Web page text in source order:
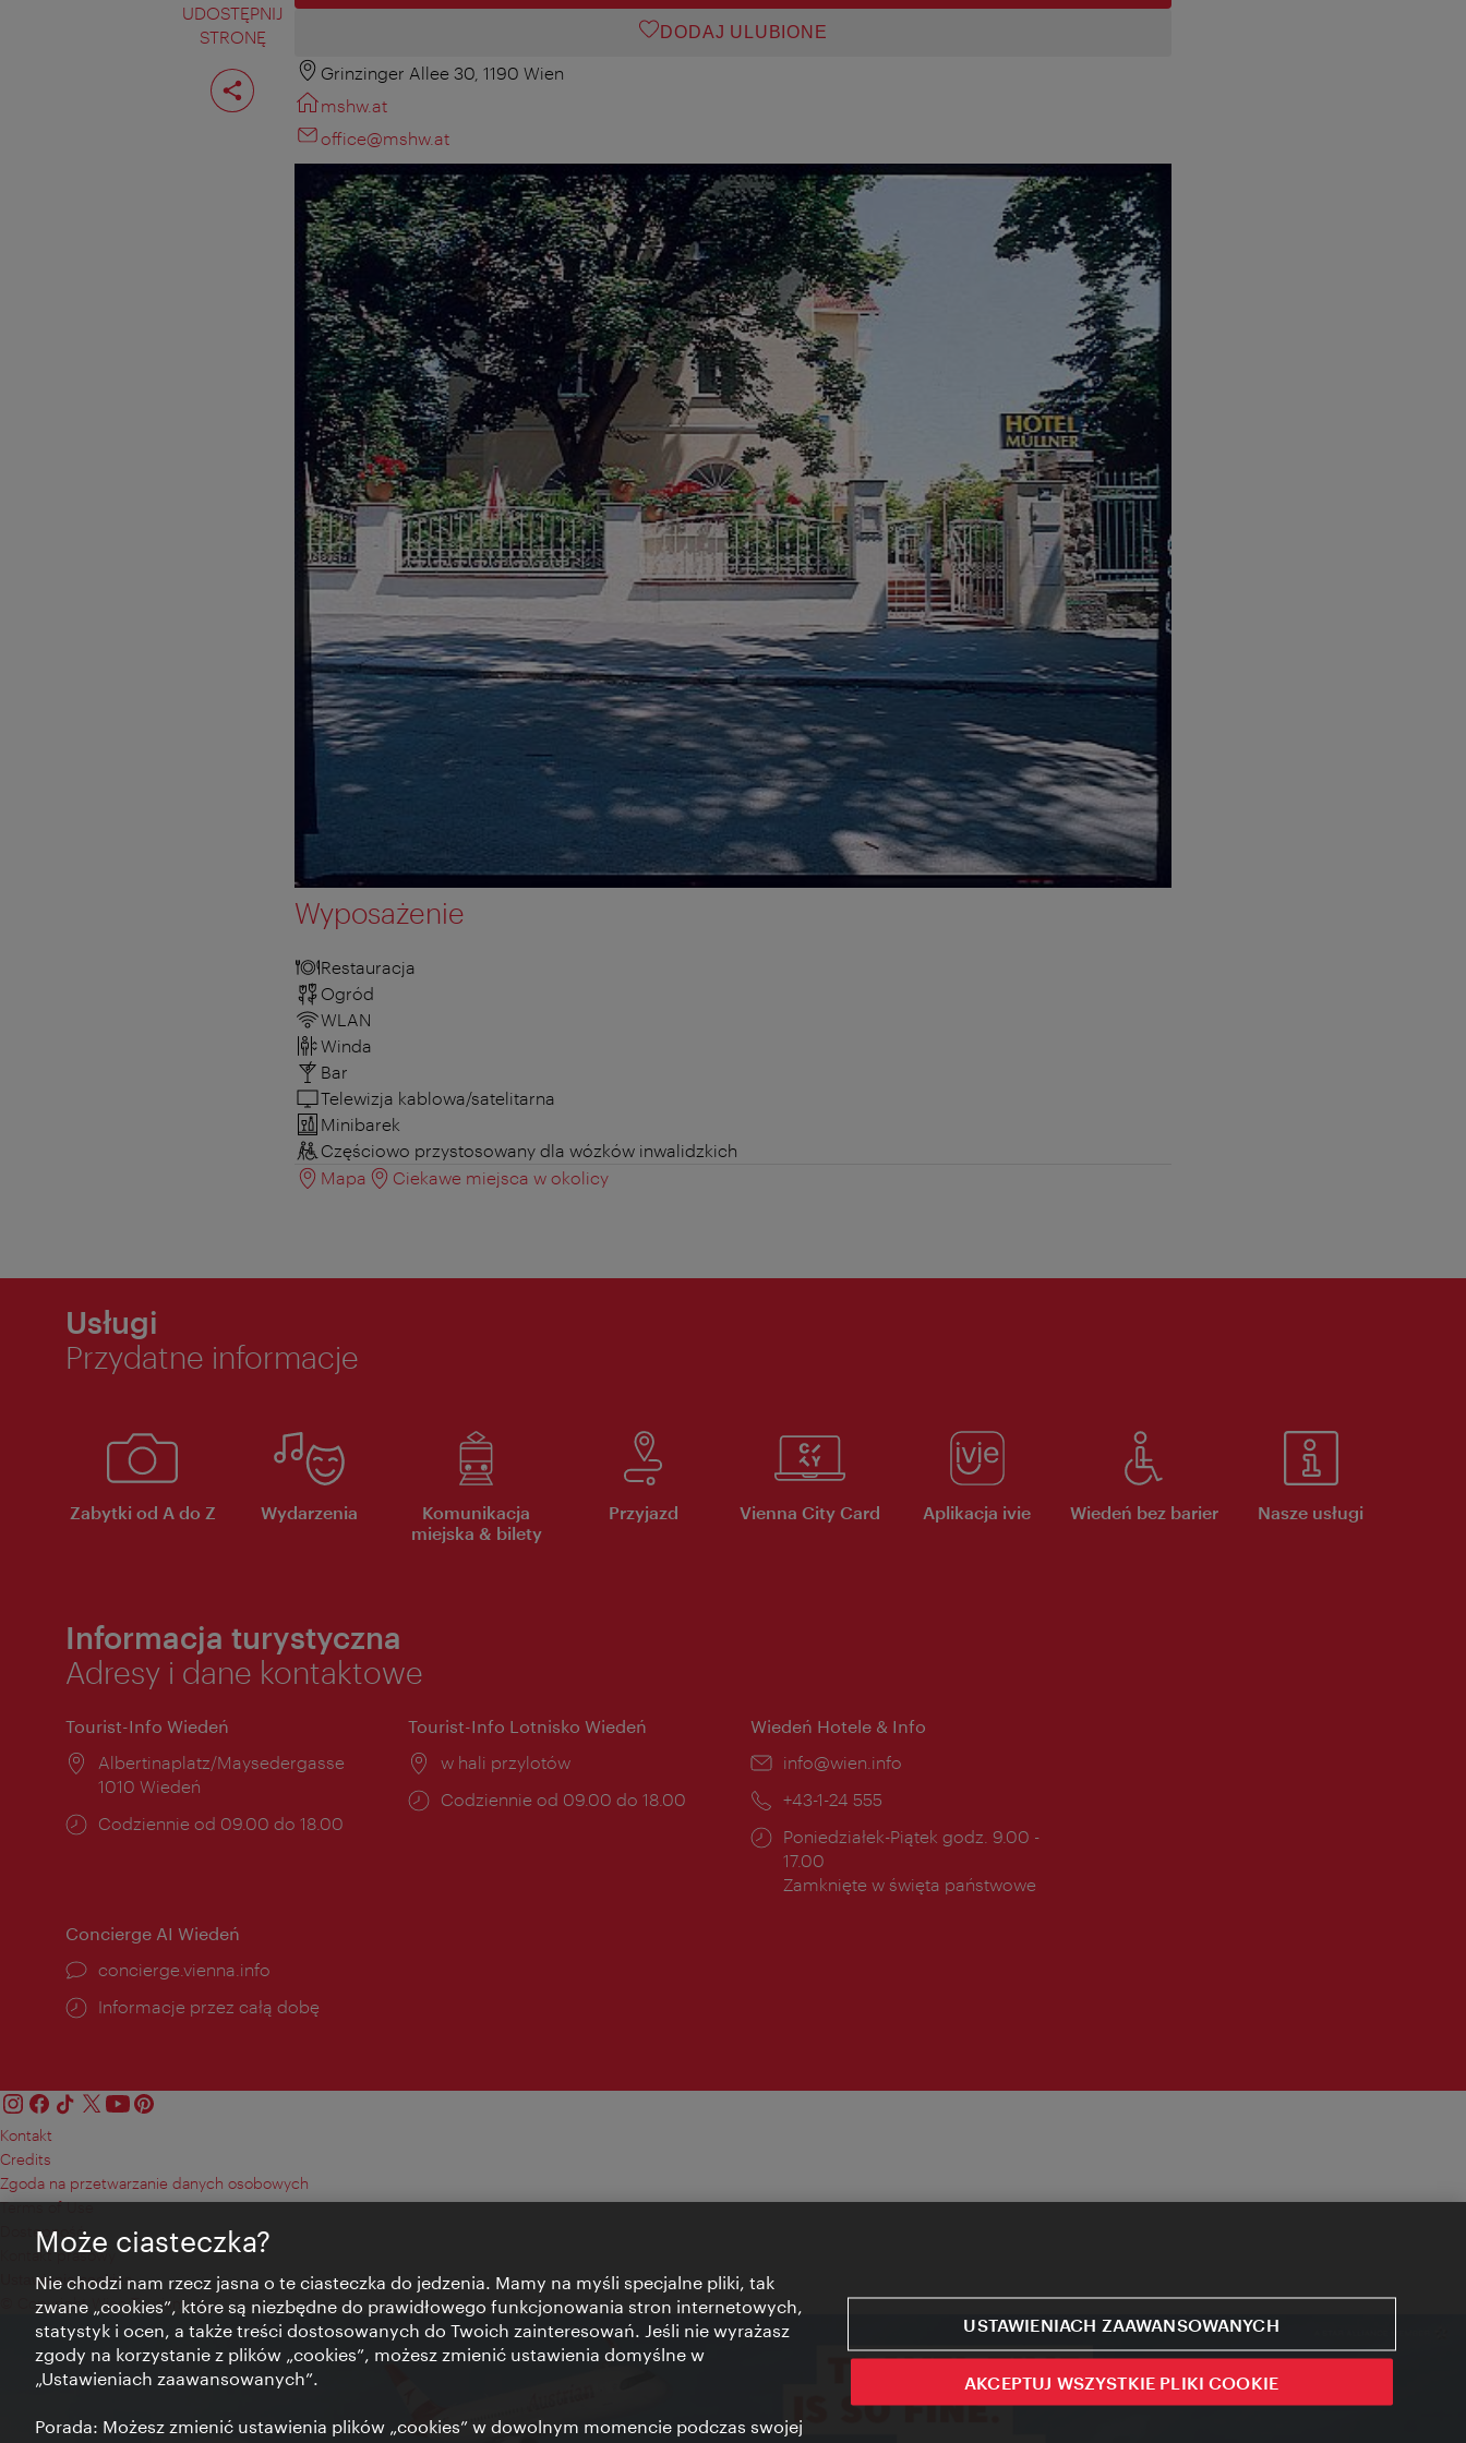
UDOSTĘPNIJ
STRONĘ
Podziel
stronę
DODAJ ULUBIONE
Grinzinger Allee 30, 1190 Wien
mshw.at
office@mshw.at
Wyposażenie
Restauracja
Ogród
WLAN
Winda
Bar
Telewizja kablowa/satelitarna
Minibarek
Częściowo przystosowany dla wózków inwalidzkich
Mapa
Ciekawe miejsca w okolicy
Usługi
Przydatne informacje
Zabytki od A do Z Wydarzenia
Komunikacja
miejska & bilety
Przyjazd Vienna City Card Aplikacja ivie Wiedeń bez barier Nasze usługi
Informacja turystyczna
Adresy i dane kontaktowe
Tourist-Info Wiedeń
Miejsce:
Albertinaplatz/Maysedergasse
1010 Wiedeń
Godziny
Codziennie od 09.00 do 18.00
Tourist-Info Lotnisko Wiedeń
Miejsce:
w hali przylotów
Godziny
Codziennie od 09.00 do 18.00
Wiedeń Hotele & Info
E-
info@wien.info
Telefon:
+43-1-24 555
Godziny
otwarcia:
Poniedziałek-Piątek godz. 9.00 -
17.00
Zamknięte w święta państwowe
Concierge AI Wiedeń
concierge.vienna.info
Informacje przez całą dobę
Kontakt
Credits
Zgoda na przetwarzanie danych osobowych
Terms of Use
Dostępność
Kontakt prasowy
Ustawienia cookies
© Copyright Wien Tourismus
Może ciasteczka?
Nie chodzi nam rzecz jasna o te ciasteczka do jedzenia. Mamy na myśli specjalne pliki, tak
zwane „cookies”, które są niezbędne do prawidłowego funkcjonowania stron internetowych,
statystyk i ocen, a także treści dostosowanych do Twoich zainteresowań. Jeśli nie wyrażasz
zgody na korzystanie z plików „cookies”, możesz zmienić ustawienia domyślne w
„Ustawieniach zaawansowanych”.
Porada: Możesz zmienić ustawienia plików „cookies” w dowolnym momencie podczas swojej
USTAWIENIACH ZAAWANSOWANYCH
AKCEPTUJ WSZYSTKIE PLIKI COOKIE